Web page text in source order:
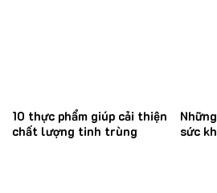
10 thực phẩm giúp cải thiện
chất lượng tinh trùng
sức